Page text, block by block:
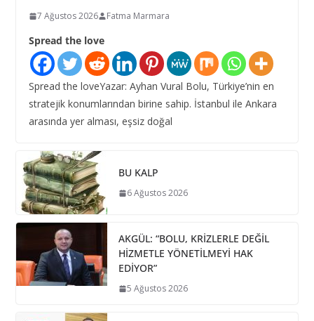
7 Ağustos 2026 Fatma Marmara
Spread the love
Spread the loveYazar: Ayhan Vural Bolu, Türkiye’nin en
stratejik konumlarından birine sahip. İstanbul ile Ankara
arasında yer alması, eşsiz doğal
BU KALP
6 Ağustos 2026
AKGÜL: “BOLU, KRİZLERLE DEĞİL
HİZMETLE YÖNETİLMEYİ HAK
EDİYOR”
5 Ağustos 2026